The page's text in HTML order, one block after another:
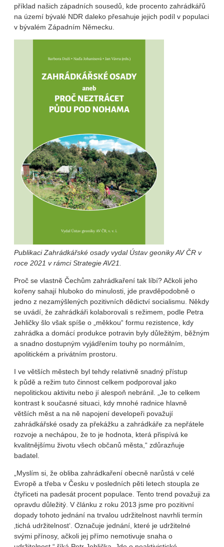
příklad našich západních sousedů, kde procento zahrádkářů
na území bývalé NDR daleko přesahuje jejich podíl v populaci
v bývalém Západním Německu.
Publikaci Zahrádkářské osady vydal Ústav geoniky AV ČR v
roce 2021 v rámci Strategie AV21.
Proč se vlastně Čechům zahrádkaření tak líbí? Ačkoli jeho
kořeny sahají hluboko do minulosti, jde pravděpodobně o
jedno z nezamýšlených pozitivních dědictví socialismu. Někdy
se uvádí, že zahrádkáři kolaborovali s režimem, podle Petra
Jehličky šlo však spíše o „měkkou“ formu rezistence, kdy
zahrádka a domácí produkce potravin byly důležitým, běžným
a snadno dostupným vyjádřením touhy po normálním,
apolitickém a privátním prostoru.
I ve větších městech byl tehdy relativně snadný přístup
k půdě a režim tuto činnost celkem podporoval jako
nepolitickou aktivitu nebo jí alespoň nebránil. „Je to celkem
kontrast k současné situaci, kdy mnohé radnice hlavně
větších měst a na ně napojení developeři považují
zahrádkářské osady za překážku a zahrádkáře za nepřátele
rozvoje a nechápou, že to je hodnota, která přispívá ke
kvalitnějšímu životu všech občanů města,“ zdůrazňuje
badatel.
„Myslím si, že obliba zahrádkaření obecně narůstá v celé
Evropě a třeba v Česku v posledních pěti letech stoupla ze
čtyřiceti na padesát procent populace. Tento trend považuji za
opravdu důležitý. V článku z roku 2013 jsme pro pozitivní
dopady tohoto jednání na trvalou udržitelnost navrhli termín
‚tichá udržitelnost‘. Označuje jednání, které je udržitelné
svými přínosy, ačkoli jej přímo nemotivuje snaha o